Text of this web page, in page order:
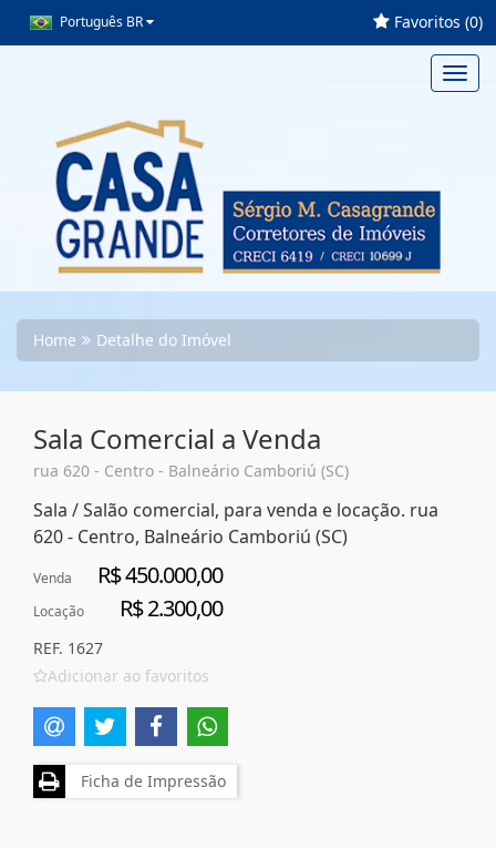
Português BR Favoritos (0)
Home Detalhe do Imóvel
Sala Comercial a Venda
rua 620 - Centro - Balneário Camboriú (SC)
Sala / Salão comercial, para venda e locação. rua
620 - Centro, Balneário Camboriú (SC)
Venda R$ 450.000,00
Locação R$ 2.300,00
REF. 1627
Adicionar ao favoritos
Ficha de Impressão